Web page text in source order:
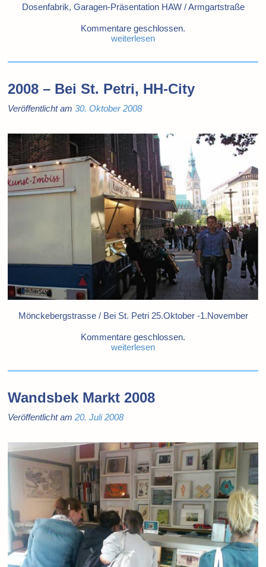
Dosenfabrik, Garagen-Präsentation HAW / Armgartstraße
Kommentare geschlossen.
weiterlesen
2008 – Bei St. Petri, HH-City
Veröffentlicht am30. Oktober 2008
Mönckebergstrasse / Bei St. Petri 25.Oktober -1.November
Kommentare geschlossen.
weiterlesen
Wandsbek Markt 2008
Veröffentlicht am20. Juli 2008